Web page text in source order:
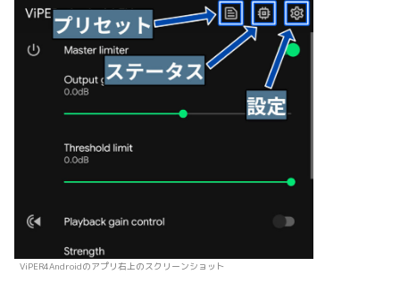
ViPER4Androidのアプリ右上のスクリーンショット